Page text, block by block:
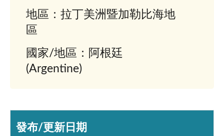
地區：拉丁美洲暨加勒比海地
區
國家/地區：阿根廷
(Argentine)
發布/更新日期